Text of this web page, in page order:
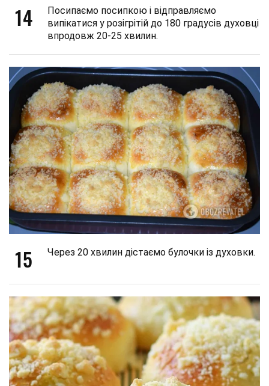
14
Посипаємо посипкою і відправляємо
випікатися у розігрітій до 180 градусів духовці
впродовж 20-25 хвилин.
15 Через 20 хвилин дістаємо булочки із духовки.